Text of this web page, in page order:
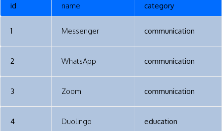
id name category
1 Messenger communication
2 WhatsApp communication
3 Zoom communication
4 Duolingo education